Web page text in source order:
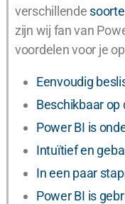
verschillende
zijn wij fan van
voordelen voor je
Eenvoudig
Beschikbaar op
Power BI is
Intuïtief en
In een paar
Power BI is